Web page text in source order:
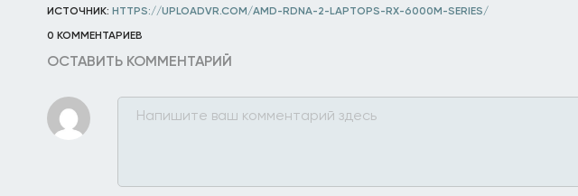
ИСТОЧНИК: HTTPS://UPLOADVR.COM/AMD-RDNA-2-LAPTOPS-RX-6000M-SERIES/
0 КОММЕНТАРИЕВ
ОСТАВИТЬ КОММЕНТАРИЙ